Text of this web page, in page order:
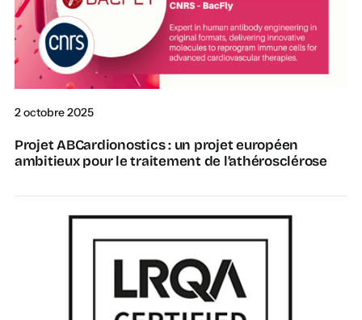
2 octobre 2025
Projet ABCardionostics : un projet européen
ambitieux pour le traitement de l’athérosclérose